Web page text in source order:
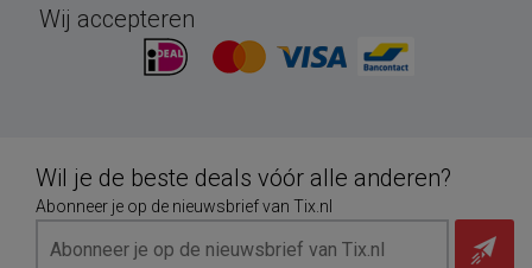
Wij accepteren
Wil je de beste deals vóór alle anderen?
Abonneer je op de nieuwsbrief van Tix.nl